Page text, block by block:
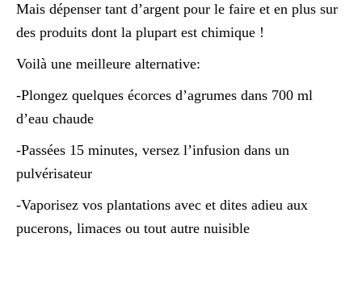
Mais dépenser tant d’argent pour le faire et en plus sur
des produits dont la plupart est chimique !
Voilà une meilleure alternative:
-Plongez quelques écorces d’agrumes dans 700 ml
d’eau chaude
-Passées 15 minutes, versez l’infusion dans un
pulvérisateur
-Vaporisez vos plantations avec et dites adieu aux
pucerons, limaces ou tout autre nuisible